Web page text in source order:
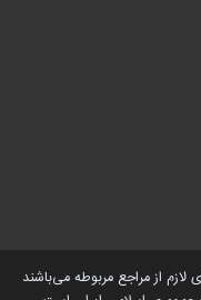
از مراجع مربوطه می‌باشند